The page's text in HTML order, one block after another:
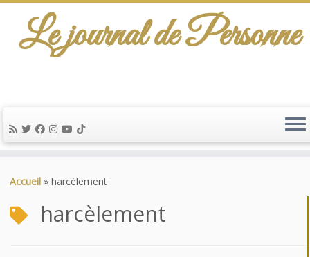
au
Le journal de Personne
Accueil » harcèlement
harcèlement